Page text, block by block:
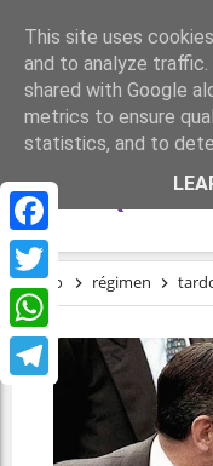
Facebook
Twitter
WhatsApp
Telegram
ESPAÑA:
EL FINIQUITO
Inicio régimen
This site uses
and to analyze traffic.
shared with Google
metrics to ensure
statistics, and to